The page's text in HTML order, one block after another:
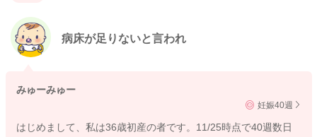
病床が足りないと言われ
みゅーみゅー
妊娠40週
はじめまして、私は36歳初産の者です。11/25時点で40週数日